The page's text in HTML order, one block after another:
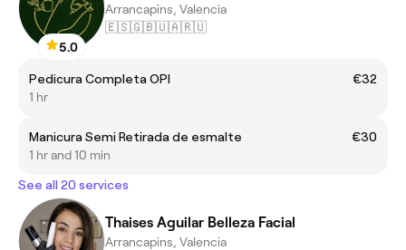
5.0
Arrancapins, Valencia
🇪🇸🇬🇧🇺🇦🇷🇺
Pedicura Completa OPI
€32
1 hr
Manicura Semi Retirada de esmalte
€30
1 hr and 10 min
See all 20 services
Thaises Aguilar Belleza Facial
Arrancapins, Valencia